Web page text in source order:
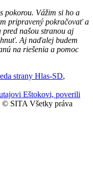
pokorou. Vážim si ho a
pripravený pokračovať a
našou stranou aj
Aj naďalej budem
na riešenia a pomoc
strany Hlas-SD,
Eštokovi, poverili
© SITA Všetky práva